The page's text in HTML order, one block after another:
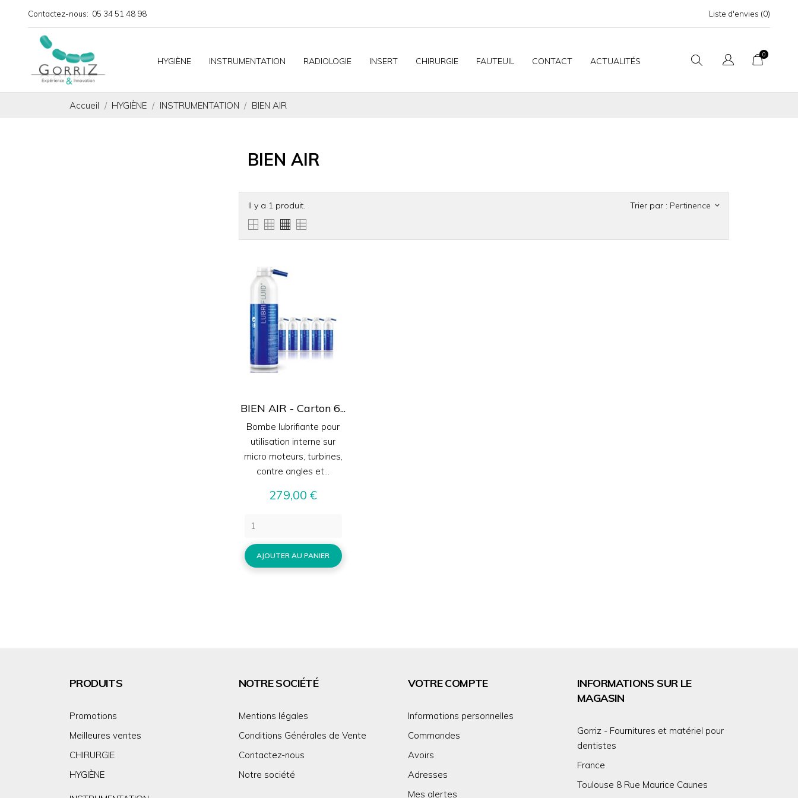
Contactez-nous: 05 34 51 48 98 Liste d'envies (0)
HYGIÈNE INSTRUMENTATION RADIOLOGIE INSERT CHIRURGIE FAUTEUIL CONTACT ACTUALITÉS
0
Accueil HYGIÈNE INSTRUMENTATION BIEN AIR
BIEN AIR
Il y a 1 produit. Trier par : Pertinence keyboard_arrow_down
BIEN AIR - Carton 6...
Bombe lubrifiante pour
utilisation interne sur
micro moteurs, turbines,
contre angles et...
Prix
279,00 €
AJOUTER AU PANIER
PRODUITS
Promotions
Meilleures ventes
CHIRURGIE
HYGIÈNE
NOTRE SOCIÉTÉ
Mentions légales
Conditions Générales de Vente
Contactez-nous
Notre société
VOTRE COMPTE
Informations personnelles
Commandes
Avoirs
Adresses
Mes alertes
INFORMATIONS SUR LE
MAGASIN
Gorriz - Fournitures et matériel pour
dentistes
France
Toulouse 8 Rue Maurice Caunes